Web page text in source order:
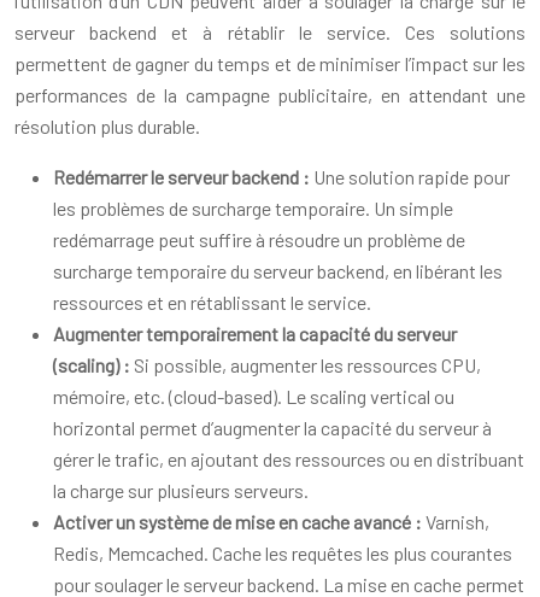
serveur backend et à rétablir le service. Ces solutions
permettent de gagner du temps et de minimiser l’impact sur les
performances de la campagne publicitaire, en attendant une
résolution plus durable.
Redémarrer le serveur backend : Une solution rapide pour
les problèmes de surcharge temporaire. Un simple
redémarrage peut suffire à résoudre un problème de
surcharge temporaire du serveur backend, en libérant les
ressources et en rétablissant le service.
Augmenter temporairement la capacité du serveur
(scaling) : Si possible, augmenter les ressources CPU,
mémoire, etc. (cloud-based). Le scaling vertical ou
horizontal permet d’augmenter la capacité du serveur à
gérer le trafic, en ajoutant des ressources ou en distribuant
la charge sur plusieurs serveurs.
Activer un système de mise en cache avancé : Varnish,
Redis, Memcached. Cache les requêtes les plus courantes
pour soulager le serveur backend. La mise en cache permet